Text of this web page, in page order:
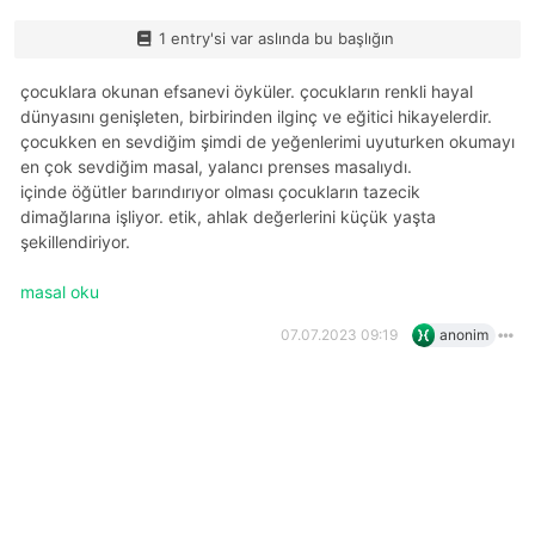
1 entry'si var aslında bu başlığın
çocuklara okunan efsanevi öyküler. çocukların renkli hayal
dünyasını genişleten, birbirinden ilginç ve eğitici hikayelerdir.
çocukken en sevdiğim şimdi de yeğenlerimi uyuturken okumayı
en çok sevdiğim masal, yalancı prenses masalıydı.
içinde öğütler barındırıyor olması çocukların tazecik
dimağlarına işliyor. etik, ahlak değerlerini küçük yaşta
şekillendiriyor.
masal oku
07.07.2023 09:19 anonim